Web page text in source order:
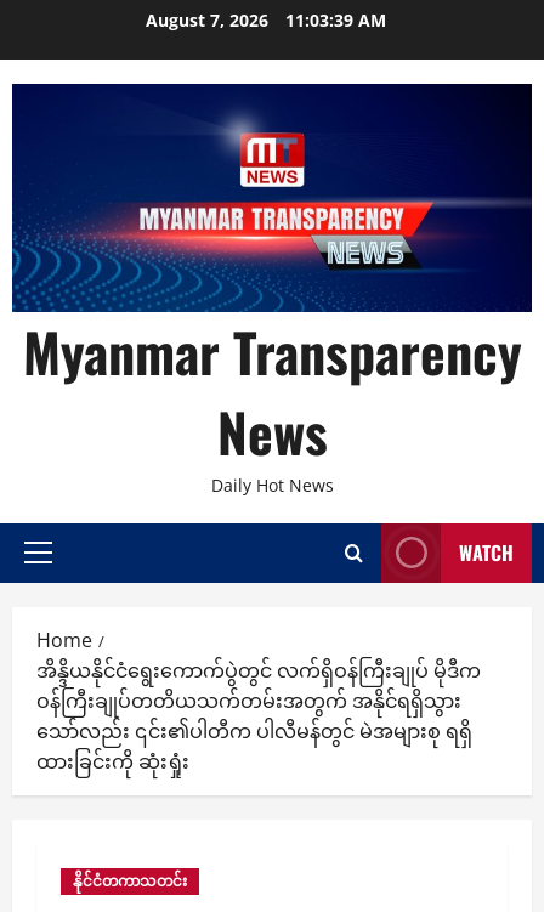
August 7, 2026 11:03:40 AM
Myanmar Transparency
News
Daily Hot News
Primary
WATCH
Home
အိန္ဒိယနိုင်ငံရွေးကောက်ပွဲတွင် လက်ရှိဝန်ကြီးချုပ် မိုဒီက
ဝန်ကြီးချုပ်တတိယသက်တမ်းအတွက် အနိုင်ရရှိသွား
သော်လည်း ၎င်း၏ပါတီက ပါလီမန်တွင် မဲအများစု ရရှိ
ထားခြင်းကို ဆုံးရှုံး
နိုင်ငံတကာသတင်း